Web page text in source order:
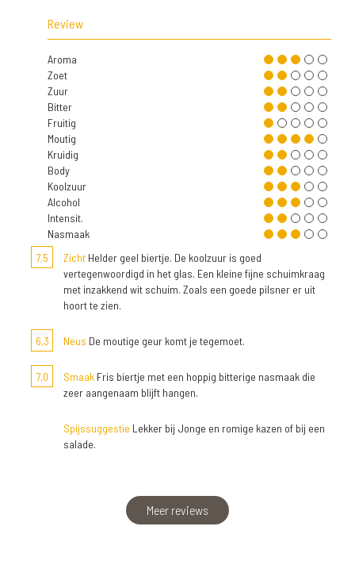
Review
Aroma
Zoet
Zuur
Bitter
Fruitig
Moutig
Kruidig
Body
Koolzuur
Alcohol
Intensit.
Nasmaak
7,5
Zicht Helder geel biertje. De koolzuur is goed
vertegenwoordigd in het glas. Een kleine fijne schuimkraag
met inzakkend wit schuim. Zoals een goede pilsner er uit
hoort te zien.
6,3 Neus De moutige geur komt je tegemoet.
7,0 Smaak Fris biertje met een hoppig bitterige nasmaak die
zeer aangenaam blijft hangen.
Spijssuggestie Lekker bij Jonge en romige kazen of bij een
salade.
Meer reviews